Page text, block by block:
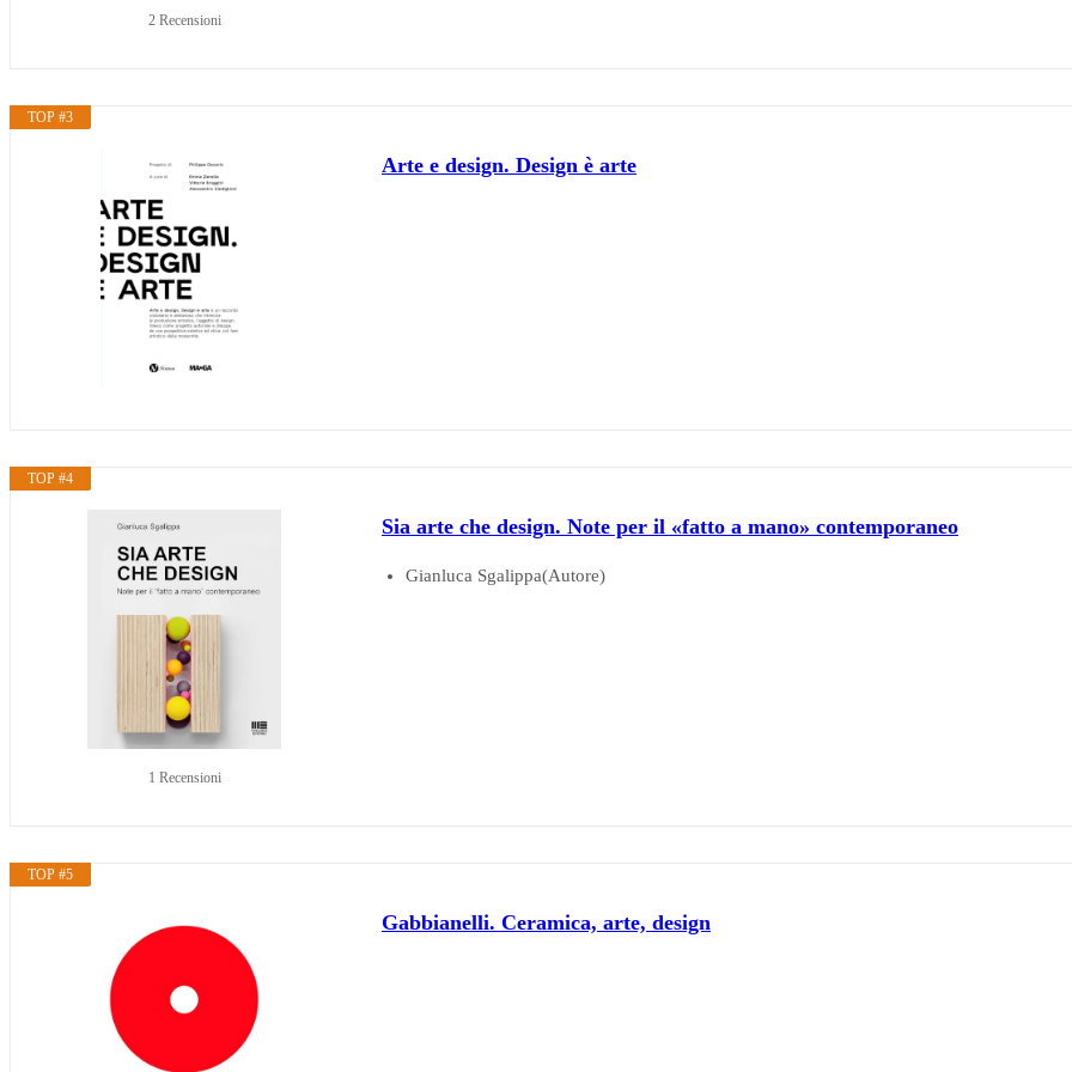
2 Recensioni
TOP #3
Arte e design. Design è arte
TOP #4
1 Recensioni
Sia arte che design. Note per il «fatto a mano» contemporaneo
Gianluca Sgalippa(Autore)
TOP #5
Gabbianelli. Ceramica, arte, design